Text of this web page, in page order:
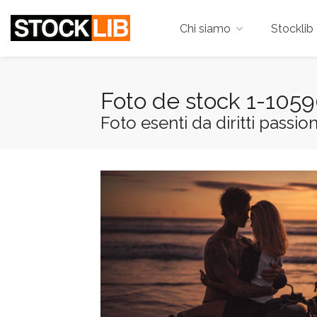
Chi siamo Stocklib
Foto de stock 1-
Foto esenti da diritti